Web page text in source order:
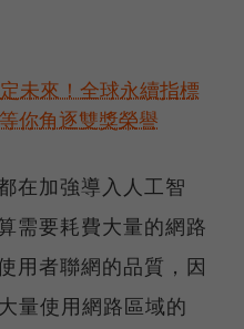
未來！全球永續指標
你角逐雙獎榮譽
在加強導入人工智
需要耗費大量的網路
用者聯網的品質，因
量使用網路區域的